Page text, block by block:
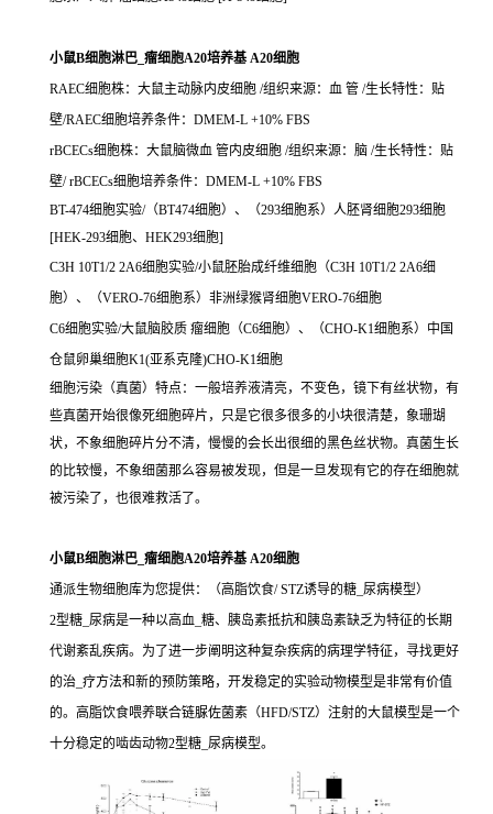
小鼠B细胞淋巴_瘤细胞A20培养基 A20细胞
RAEC细胞株：大鼠主动脉内皮细胞 /组织来源：血 管 /生长特性：贴
壁/RAEC细胞培养条件：DMEM-L +10% FBS
rBCECs细胞株：大鼠脑微血 管内皮细胞 /组织来源：脑 /生长特性：贴
壁/ rBCECs细胞培养条件：DMEM-L +10% FBS
BT-474细胞实验/（BT474细胞）、（293细胞系）人胚肾细胞293细胞
[HEK-293细胞、HEK293细胞]
C3H 10T1/2 2A6细胞实验/小鼠胚胎成纤维细胞（C3H 10T1/2 2A6细
胞）、（VERO-76细胞系）非洲绿猴肾细胞VERO-76细胞
C6细胞实验/大鼠脑胶质 瘤细胞（C6细胞）、（CHO-K1细胞系）中国
仓鼠卵巢细胞K1(亚系克隆)CHO-K1细胞
细胞污染（真菌）特点：一般培养液清亮，不变色，镜下有丝状物，有
些真菌开始很像死细胞碎片，只是它很多很多的小块很清楚，象珊瑚
状，不象细胞碎片分不清，慢慢的会长出很细的黑色丝状物。真菌生长
的比较慢，不象细菌那么容易被发现，但是一旦发现有它的存在细胞就
被污染了，也很难救活了。
小鼠B细胞淋巴_瘤细胞A20培养基 A20细胞
通派生物细胞库为您提供：（高脂饮食/ STZ诱导的糖_尿病模型）
2型糖_尿病是一种以高血_糖、胰岛素抵抗和胰岛素缺乏为特征的长期
代谢紊乱疾病。为了进一步阐明这种复杂疾病的病理学特征，寻找更好
的治_疗方法和新的预防策略，开发稳定的实验动物模型是非常有价值
的。高脂饮食喂养联合链脲佐菌素（HFD/STZ）注射的大鼠模型是一个
十分稳定的啮齿动物2型糖_尿病模型。